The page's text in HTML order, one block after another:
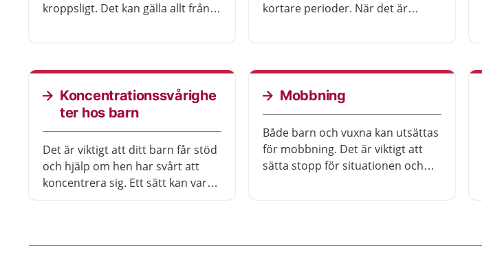
kroppsligt. Det kan gälla allt från
barn och ska se till att de växer
upp tryggt och säkert.
kortare perioder. När det är
Koncentrationssvårighe
ter hos barn
Det är viktigt att ditt barn får stöd
och hjälp om hen har svårt att
koncentrera sig. Ett sätt kan vara
Mobbning
Både barn och vuxna kan utsättas
för mobbning. Det är viktigt att
sätta stopp för situationen och